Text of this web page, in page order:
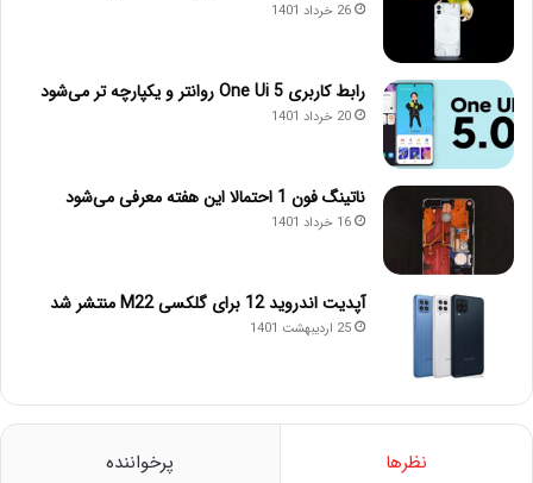
26 خرداد 1401
رابط کاربری One Ui 5 روانتر و یکپارچه تر می‌شود
20 خرداد 1401
ناتینگ فون 1 احتمالا این هفته معرفی می‌شود
16 خرداد 1401
آپدیت اندروید 12 برای گلکسی M22 منتشر شد
25 اردیبهشت 1401
نظرها پرخواننده